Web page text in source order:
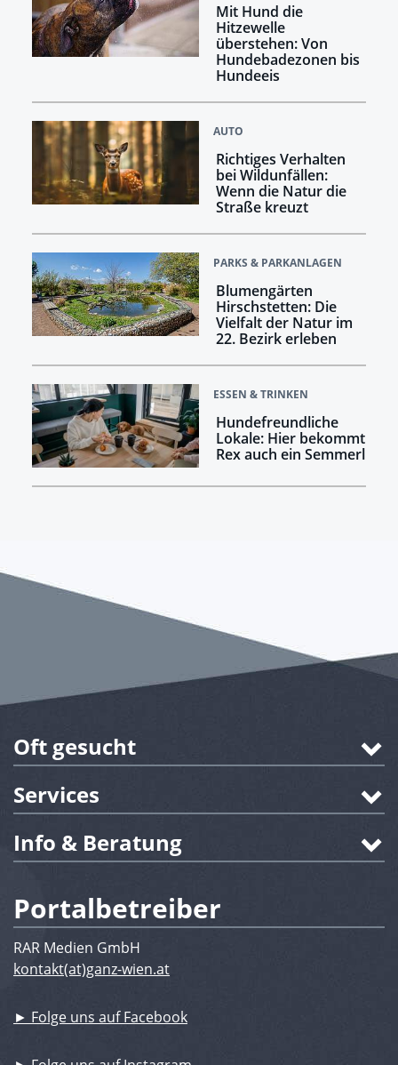
Mit Hund die
Hitzewelle
überstehen: Von
Hundebadezonen bis
Hundeeis
AUTO
Richtiges Verhalten
bei Wildunfällen:
Wenn die Natur die
Straße kreuzt
PARKS & PARKANLAGEN
Blumengärten
Hirschstetten: Die
Vielfalt der Natur im
22. Bezirk erleben
ESSEN & TRINKEN
Hundefreundliche
Lokale: Hier bekommt
Rex auch ein Semmerl
Oft gesucht
Services
Info & Beratung
Portalbetreiber
RAR Medien GmbH
kontakt(at)ganz-wien.at
► Folge uns auf Facebook